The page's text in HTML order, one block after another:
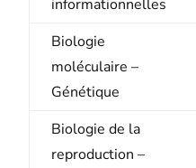
informationnelles
Biologie
moléculaire –
Génétique
Biologie de la
reproduction –